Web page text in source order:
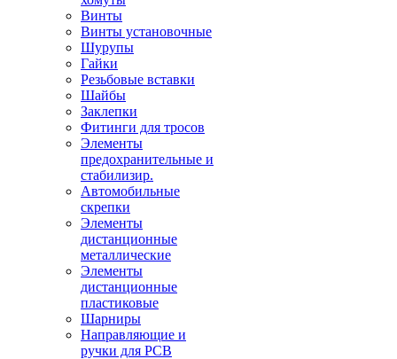
Винты
Винты установочные
Шурупы
Гайки
Резьбовые вставки
Шайбы
Заклепки
Фитинги для тросов
Элементы
предохранительные и
стабилизир.
Автомобильные
скрепки
Элементы
дистанционные
металлические
Элементы
дистанционные
пластиковые
Шарниры
Направляющие и
ручки для PCB